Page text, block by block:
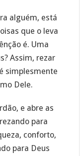
alguém, está
que o leva
é. Uma
Assim, rezar
simplesmente
Dele.
e abre as
para
conforto,
para Deus